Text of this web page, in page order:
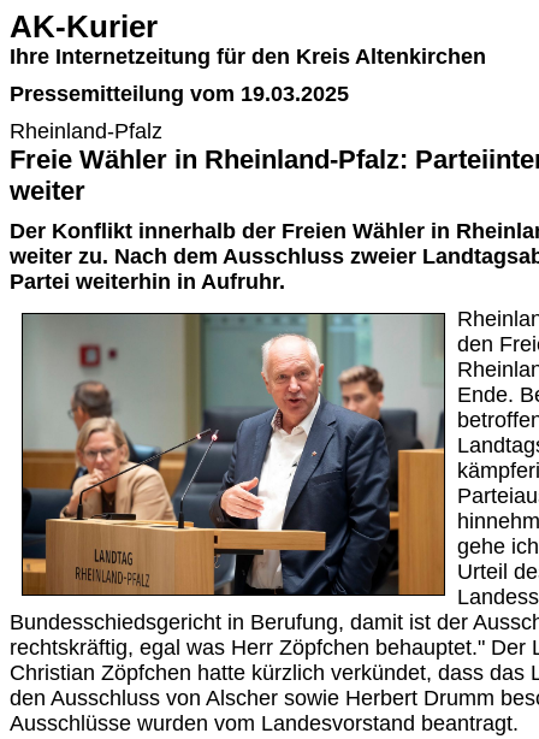
AK-Kurier
Ihre Internetzeitung für den Kreis Altenkirchen
Pressemitteilung vom 19.03.2025
Rheinland-Pfalz
Freie Wähler in Rheinland-Pfalz:
weiter
Der Konflikt innerhalb der Freien Wähler in
weiter zu. Nach dem Ausschluss zweier
Partei weiterhin in Aufruhr.
den
Ende.
gehe
Urteil
Bundesschiedsgericht in Berufung, damit ist der
rechtskräftig, egal was Herr Zöpfchen behauptet." Der
Christian Zöpfchen hatte kürzlich verkündet, dass das
den Ausschluss von Alscher sowie Herbert Drumm
Ausschlüsse wurden vom Landesvorstand beantragt.